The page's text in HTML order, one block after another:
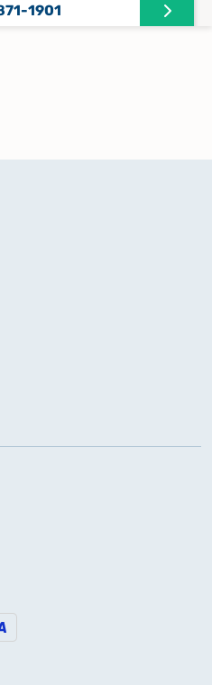
1901
1902-1921
1906-1935